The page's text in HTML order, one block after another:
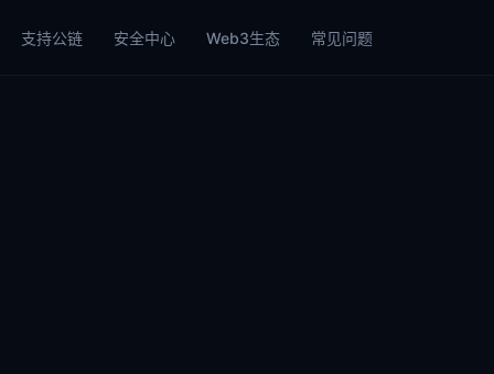
支持公链 安全中心 Web3生态 常见问题